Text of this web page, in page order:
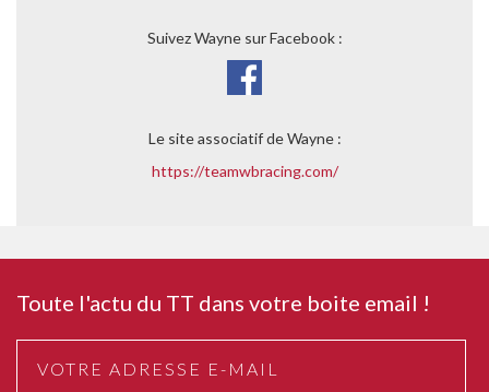
Suivez Wayne sur Facebook :
Le site associatif de Wayne :
https://teamwbracing.com/
Toute l'actu du TT dans votre boite email !